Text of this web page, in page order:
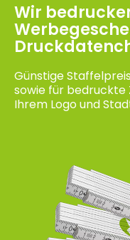
Wir
Günstige
sowie für
Ihrem Logo und